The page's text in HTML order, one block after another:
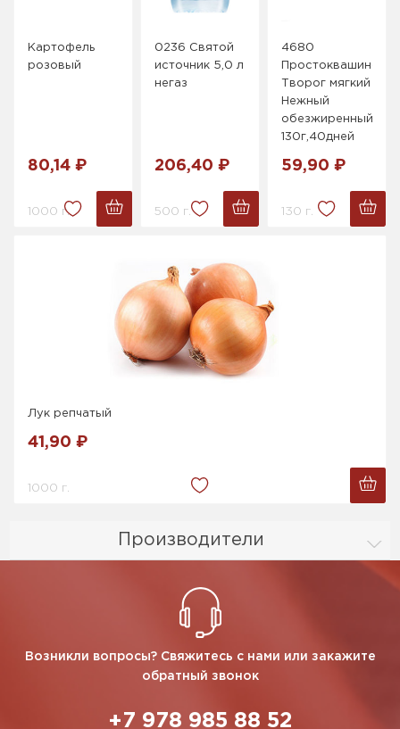
Производители
Картофель
розовый
80,14 ₽
1000 г.
0236 Святой
источник 5,0 л
негаз
206,40 ₽
500 г.
4680
Простоквашино
Творог мягкий
Нежный
обезжиренный
130г,40дней
59,90 ₽
130 г.
Лук репчатый
41,90 ₽
1000 г.
Возникли вопросы? Свяжитесь с нами или закажите
обратный звонок
+7 978 985 88 52